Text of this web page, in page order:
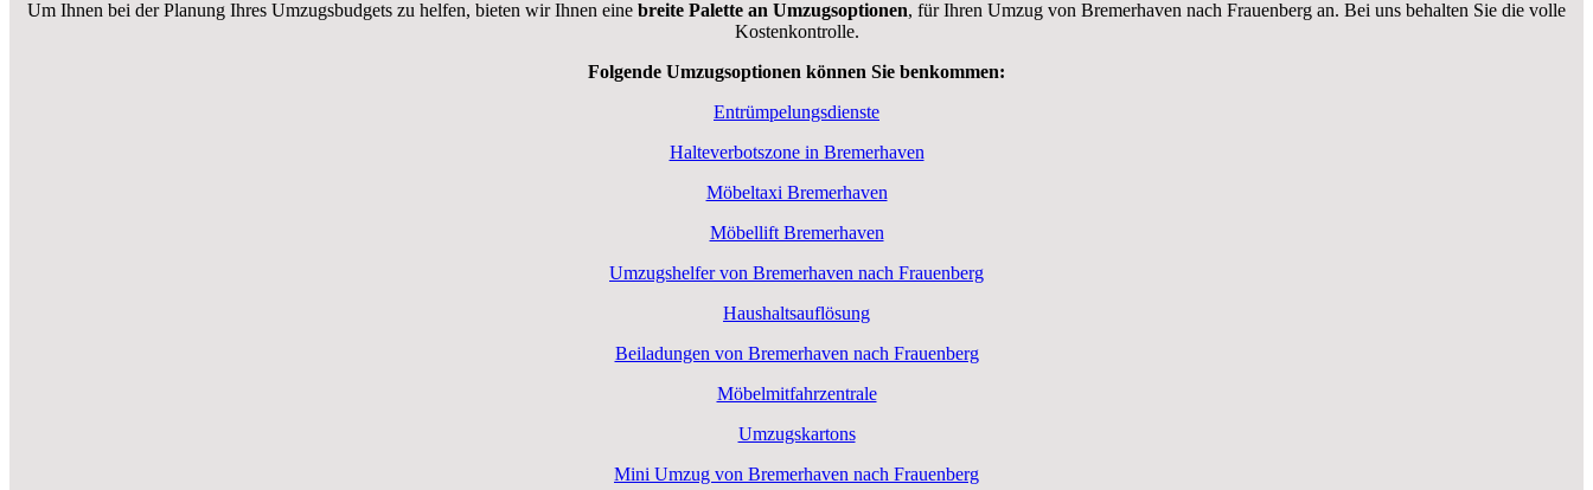
Um Ihnen bei der Planung Ihres Umzugsbudgets zu helfen, bieten wir Ihnen eine breite Palette an Umzugsoptionen, für Ihren Umzug von Bremerhaven nach Frauenberg an. Bei uns behalten Sie die volle
Kostenkontrolle.
Folgende Umzugsoptionen können Sie benkommen:
Entrümpelungsdienste
Halteverbotszone in Bremerhaven
Möbeltaxi Bremerhaven
Möbellift Bremerhaven
Umzugshelfer von Bremerhaven nach Frauenberg
Haushaltsauflösung
Beiladungen von Bremerhaven nach Frauenberg
Möbelmitfahrzentrale
Umzugskartons
Mini Umzug von Bremerhaven nach Frauenberg